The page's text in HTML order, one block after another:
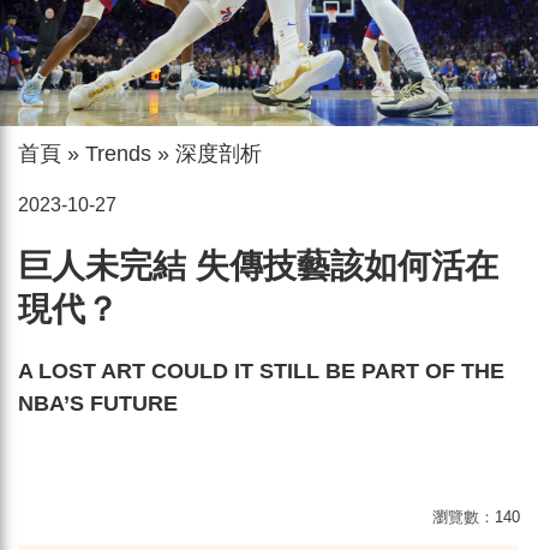
首頁 » Trends » 深度剖析
2023-10-27
巨人未完結 失傳技藝該如何活在
現代？
A LOST ART COULD IT STILL BE PART OF THE
NBA’S FUTURE
瀏覽數： 140